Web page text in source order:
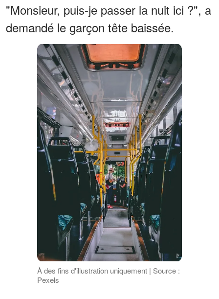
"Monsieur, puis-je passer la nuit ici ?", a
demandé le garçon tête baissée.
À des fins d'illustration uniquement | Source :
Pexels